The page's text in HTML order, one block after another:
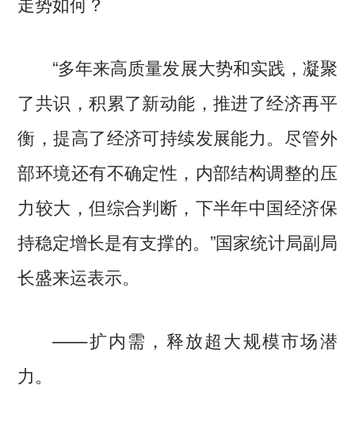
“多年来高质量发展大势和实践，凝聚
了共识，积累了新动能，推进了经济再平
衡，提高了经济可持续发展能力。尽管外
部环境还有不确定性，内部结构调整的压
力较大，但综合判断，下半年中国经济保
持稳定增长是有支撑的。”国家统计局副局
长盛来运表示。
——扩内需，释放超大规模市场潜
力。